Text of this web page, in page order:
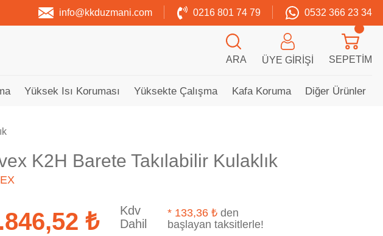
info@kkduzmani.com 0216 801 74 79 0532 366 23 34
ARA ÜYE GIRIŞI SEPETIM
Yüksek Isı Koruması Yüksekte Çalışma Kafa Koruma Diğer Ürünler
K2H Barete Takılabilir Kulaklık
₺
Kdv
Dahil
* 133,36 ₺ den
başlayan taksitlerle!